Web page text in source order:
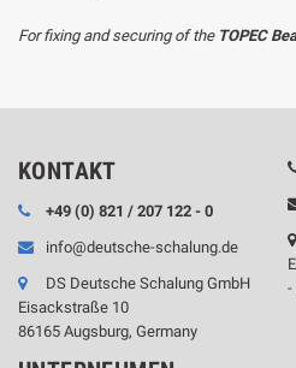
For fixing and securing of the TOPEC
KONTAKT
+49 (0) 821 / 207 122 - 0
info@deutsche-schalung.de
DS Deutsche Schalung GmbH
Eisackstraße 10
86165 Augsburg, Germany
-